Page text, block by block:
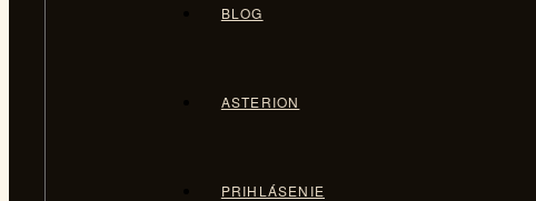
BLOG
ASTERION
PRIHLÁSENIE